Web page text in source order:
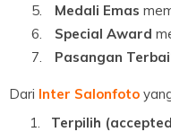
5.
Medali Emas
6.
Special Award
7.
Pasangan
Dari Inter Salonfoto
Terpilih